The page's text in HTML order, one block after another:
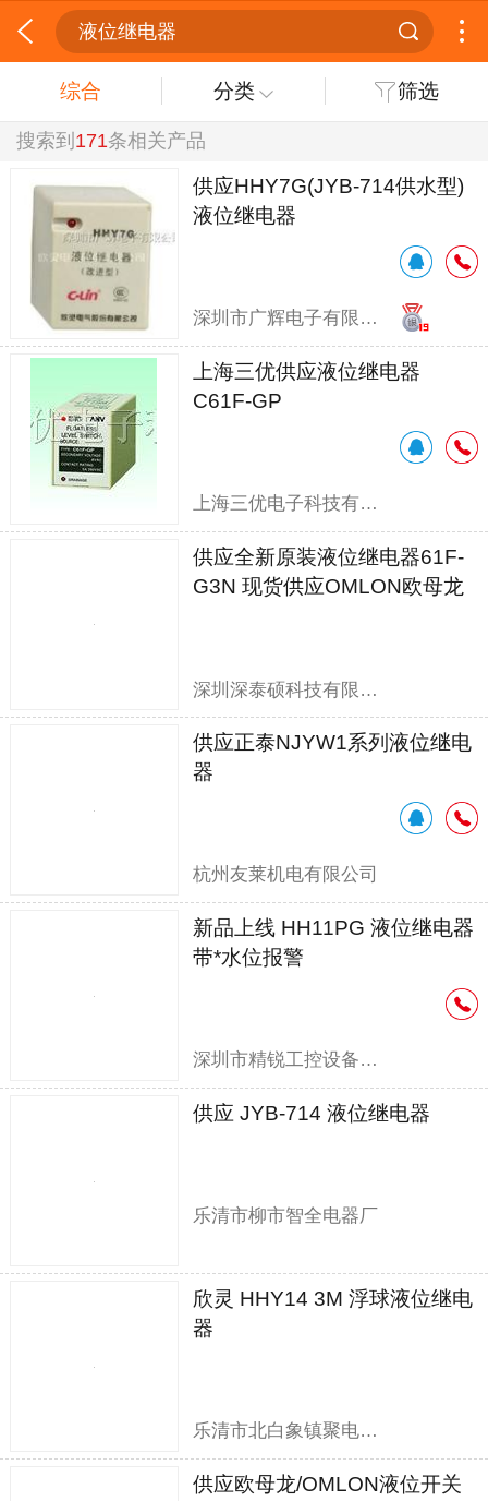
液位继电器
综合 分类 筛选
搜索到 171条相关产品
供应HHY7G(JYB-714供水型)
液位继电器
深圳市广辉电子有限公司
上海三优供应液位继电器
C61F-GP
上海三优电子科技有限公司
供应全新原装液位继电器61F-
G3N 现货供应OMLON欧母龙
深圳深泰硕科技有限公司
供应正泰NJYW1系列液位继电
器
杭州友莱机电有限公司
新品上线 HH11PG 液位继电器
带*水位报警
深圳市精锐工控设备有限公司
供应 JYB-714 液位继电器
乐清市柳市智全电器厂
欣灵 HHY14 3M 浮球液位继电
器
乐清市北白象镇聚电电器销售部
供应欧母龙/OMLON液位开关